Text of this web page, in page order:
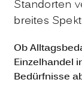
Standorten
breites
Ob
Einzelhandel
Bedürfnisse